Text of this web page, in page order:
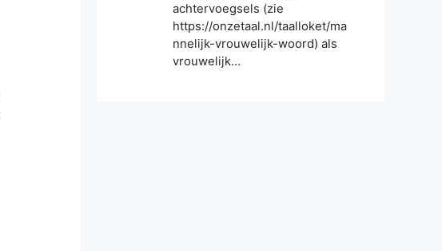
achtervoegsels (zie
https://onzetaal.nl/taalloket/ma
nnelijk-vrouwelijk-woord) als
vrouwelijk…